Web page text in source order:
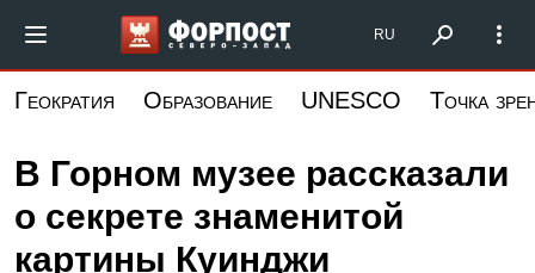
основному
Форпост Северо-Запад
RU
Геократия Образование UNESCO Точка
В Горном музее рассказали
о секрете знаменитой
картины Куинджи